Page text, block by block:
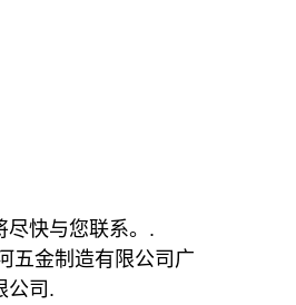
尽快与您联系。.
五金制造有限公司广
公司.